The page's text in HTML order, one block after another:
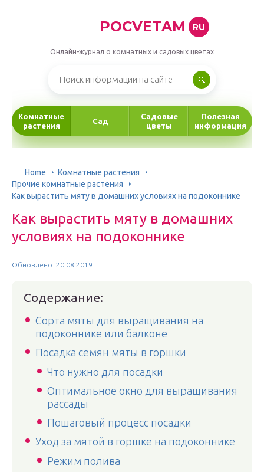
POCVETAM RU
Онлайн-журнал о комнатных и садовых цветах
Комнатные
растения
Сад
Садовые
цветы
Полезная
информация
Home
Комнатные растения
Прочие комнатные растения
Как вырастить мяту в домашних условиях на подоконнике
Как вырастить мяту в домашних
условиях на подоконнике
Обновлено: 20.08.2019
Содержание:
Сорта мяты для выращивания на
подоконнике или балконе
Посадка семян мяты в горшки
Что нужно для посадки
Оптимальное окно для выращивания
рассады
Пошаговый процесс посадки
Уход за мятой в горшке на подоконнике
Режим полива